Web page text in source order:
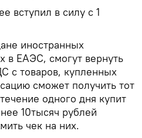
вступил в силу c 1
иностранных
в ЕАЭС, смогут вернуть
с товаров, купленных
сможет получить тот
одного дня купит
10тысяч рублей
чек на них.